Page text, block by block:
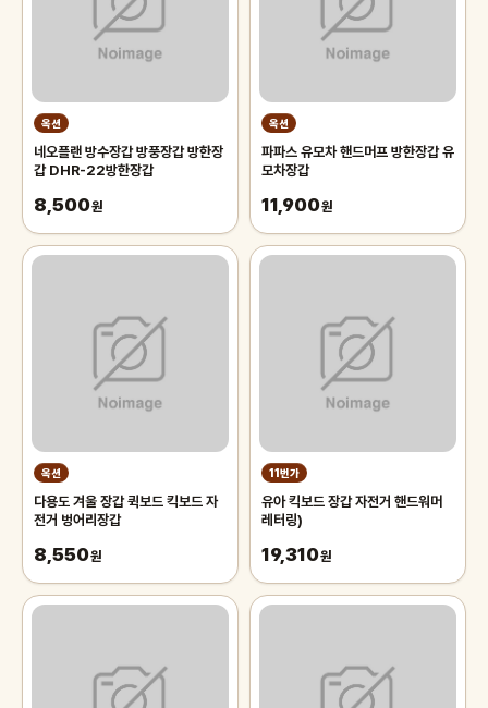
옥션
네오플랜 방수장갑 방풍장갑 방한장
갑 DHR-22방한장갑
8,500원
옥션
파파스 유모차 핸드머프 방한장갑 유
모차장갑
11,900원
옥션
다용도 겨울 장갑 퀵보드 킥보드 자
전거 벙어리장갑
8,550원
11번가
유아 킥보드 장갑 자전거 핸드워머
레터링)
19,310원